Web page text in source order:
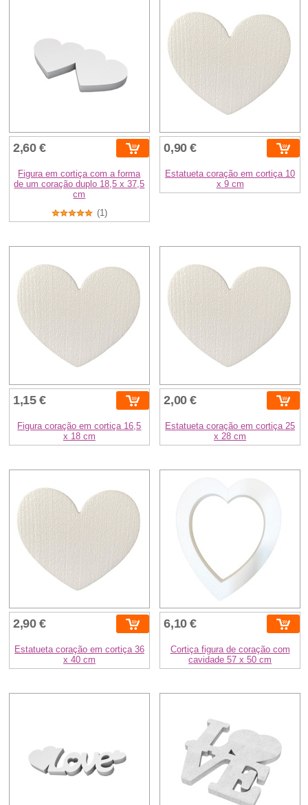
2,60 €
Figura em cortiça com a forma
de um coração duplo 18,5 x 37,5
cm
(1)
0,90 €
Estatueta coração em cortiça 10
x 9 cm
1,15 €
Figura coração em cortiça 16,5
x 18 cm
2,00 €
Estatueta coração em cortiça 25
x 28 cm
2,90 €
Estatueta coração em cortiça 36
x 40 cm
6,10 €
Cortiça figura de coração com
cavidade 57 x 50 cm